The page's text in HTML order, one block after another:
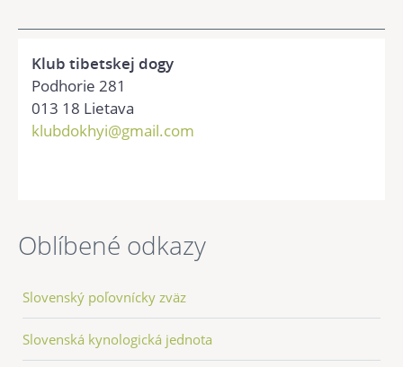
Klub tibetskej dogy
Podhorie 281
013 18 Lietava
klubdokhyi@gmail.com
Oblíbené odkazy
Slovenský poľovnícky zväz
Slovenská kynologická jednota